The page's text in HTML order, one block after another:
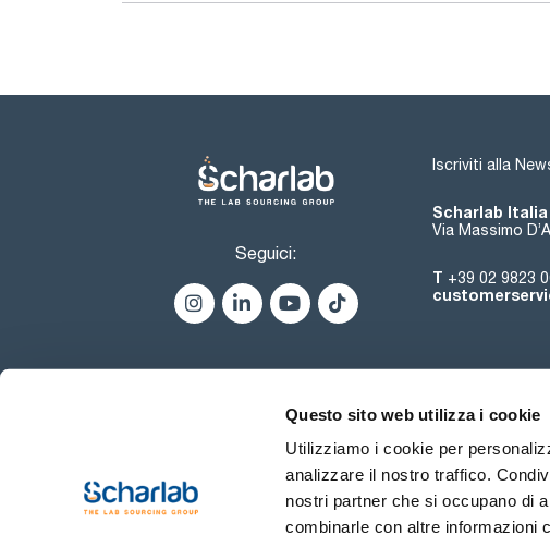
Questo sito web utilizza i cookie
Utilizziamo i cookie per
analizzare il nostro traffico.
nostri partner che si occupano di
combinarle con altre informazioni
Seguici:
Iscriviti alla
Scharlab Italia
Via Massimo
T +39 02 9823